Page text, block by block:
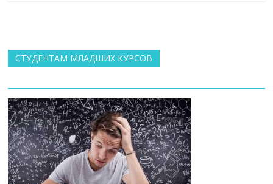
СТУДЕНТАМ МЛАДШИХ КУРСОВ